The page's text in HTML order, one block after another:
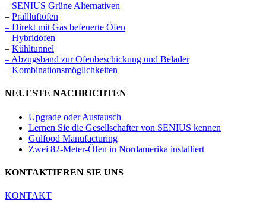
– SENIUS Grüne Alternativen
– Prallluftöfen
– Direkt mit Gas befeuerte Öfen
– Hybridöfen
– Kühltunnel
– Abzugsband zur Ofenbeschickung und Belader
– Kombinationsmöglichkeiten
NEUESTE NACHRICHTEN
Upgrade oder Austausch
Lernen Sie die Gesellschafter von SENIUS kennen
Gulfood Manufacturing
Zwei 82-Meter-Öfen in Nordamerika installiert
KONTAKTIEREN SIE UNS
KONTAKT